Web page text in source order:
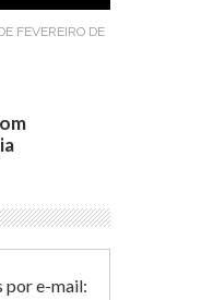
FEVEREIRO DE
por e-mail: